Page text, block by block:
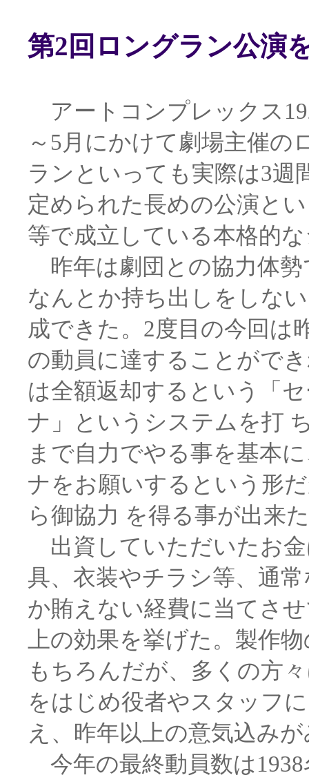
第2回ロングラン公演
アートコンプレックス
～5月にかけて劇場主催の
ランといっても実際は3週
定められた長めの公演と
等で成立している本格的
昨年は劇団との協力体勢
なんとか持ち出しをしな
成できた。2度目の今回は
の動員に達することがで
は全額返却するという「
ナ」というシステムを打
まで自力でやる事を基本
ナをお願いするという形
ら御協力 を得る事が出来
出資していただいたお
具、衣装やチラシ等、通
か賄えない経費に当てさ
上の効果を挙げた。製作
もちろんだが、多くの方
をはじめ役者やスタッフ
え、昨年以上の意気込み
今年の最終動員数は